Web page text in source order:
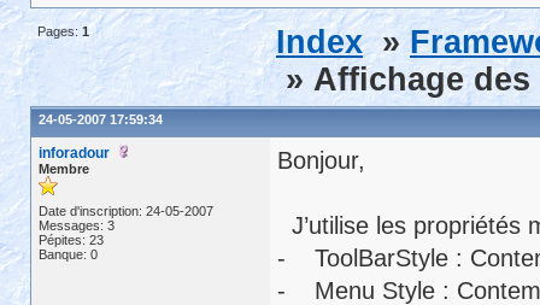
Pages: 1 Index »
» Affichage des
24-05-2007 17:59:34
inforadour
Membre
Date d'inscription: 24-05-2007
Messages: 3
Pépites: 23
Banque: 0
Bonjour,
J’utilise les propriétés
- ToolBarStyle :
- Menu Style :